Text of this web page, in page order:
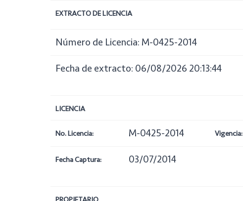
EXTRACTO DE LICENCIA
Número de Licencia: M-0425-2014
Fecha de extracto: 06/08/2026 20:13:44
LICENCIA
No. Licencia: M-0425-2014 Vigencia:
Fecha Captura: 03/07/2014